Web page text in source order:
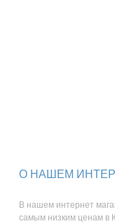
О НАШЕМ
В нашем интернет
самым низким ценам в